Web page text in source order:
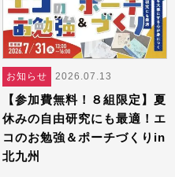
お知らせ 2026.07.13
【参加費無料！８組限定】夏
休みの自由研究にも最適！エ
コのお勉強＆ポーチづくりin
北九州